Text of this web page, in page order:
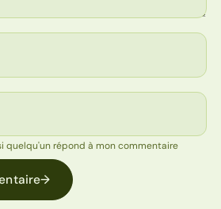
quelqu'un répond à mon commentaire
→